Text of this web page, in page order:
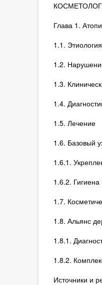
Глава 1.
1.1.
1.2.
1.3.
1.4.
1.5. Лечение
1.6. Базовый
1.6.1.
1.6.2. Гигиена
1.7.
1.8. Альянс
1.8.1.
1.8.2.
Источники и